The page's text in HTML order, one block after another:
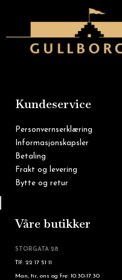
Kundeservice
Personvernserklæring
Informasjonskapsler
Betaling
Frakt og levering
Bytte og retur
Våre butikker
STORGATA 28
Tlf: 22 17 51 11
Man, tir, ons og fre: 10.30-17.30